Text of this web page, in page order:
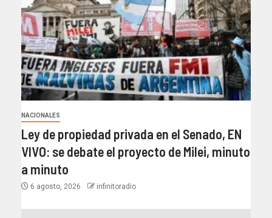
NACIONALES
Ley de propiedad privada en el Senado, EN
VIVO: se debate el proyecto de Milei, minuto
a minuto
6 agosto, 2026 infinitoradio